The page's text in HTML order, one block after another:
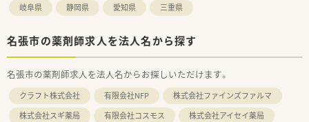
岐阜県 静岡県 愛知県 三重県
名張市の薬剤師求人を法人名から探す
名張市の薬剤師求人を法人名からお探しいただけます。
クラフト株式会社 有限会社NFP
株式会社ファインズファルマ
株式会社スギ薬局
有限会社コスモス
株式会社アイセイ薬局